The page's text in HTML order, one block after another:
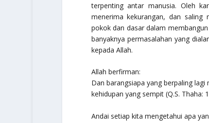
terpenting antar manusia. Oleh
menerima kekurangan, dan saling
pokok dan dasar dalam
banyaknya permasalahan yang
kepada Allah.
Allah berfirman:
Dan barangsiapa yang berpaling
kehidupan yang sempit (Q.S. Thaha:
Andai setiap kita mengetahui apa